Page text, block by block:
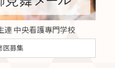
連 中央看護專門学校
医募集